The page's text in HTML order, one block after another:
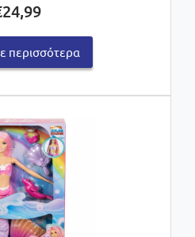
24,99
περισσότερα